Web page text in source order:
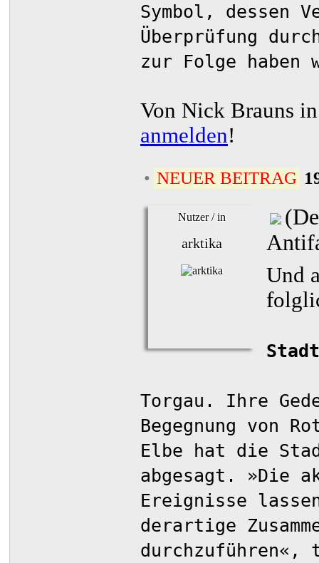
Symbol, dessen
Überprüfung
zur Folge haben
Von Nick Brauns
anmelden!
• NEUER BEITRAG
Nutzer / in
arktika
Und
Torgau. Ihre
Begegnung von
Elbe hat die
abgesagt. »Die
Ereignisse
derartige